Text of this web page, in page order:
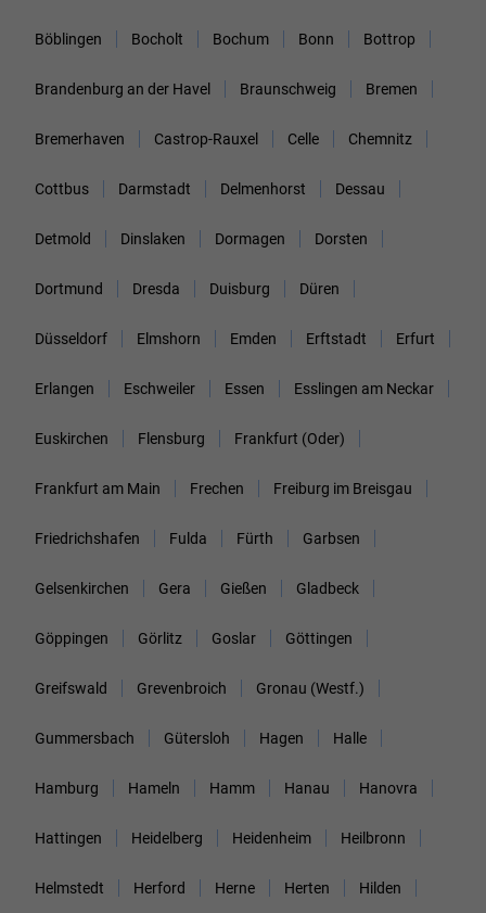
Böblingen Bocholt Bochum Bonn Bottrop
Brandenburg an der Havel Braunschweig Bremen
Bremerhaven Castrop-Rauxel Celle Chemnitz
Cottbus Darmstadt Delmenhorst Dessau
Detmold Dinslaken Dormagen Dorsten
Dortmund Dresda Duisburg Düren
Düsseldorf Elmshorn Emden Erftstadt Erfurt
Erlangen Eschweiler Essen Esslingen am Neckar
Euskirchen Flensburg Frankfurt (Oder)
Frankfurt am Main Frechen Freiburg im Breisgau
Friedrichshafen Fulda Fürth Garbsen
Gelsenkirchen Gera Gießen Gladbeck
Göppingen Görlitz Goslar Göttingen
Greifswald Grevenbroich Gronau (Westf.)
Gummersbach Gütersloh Hagen Halle
Hamburg Hameln Hamm Hanau Hanovra
Hattingen Heidelberg Heidenheim Heilbronn
Helmstedt Herford Herne Herten Hilden